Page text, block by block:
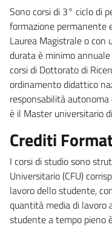
Sono corsi di 3° ciclo di
formazione permanente
Laurea Magistrale o con
durata è minimo annuale
corsi di Dottorato di
ordinamento didattico
responsabilità
è il Master universitario
Crediti
I corsi di studio sono
Universitario (CFU)
lavoro dello studente,
quantità media di lavoro
studente a tempo pieno